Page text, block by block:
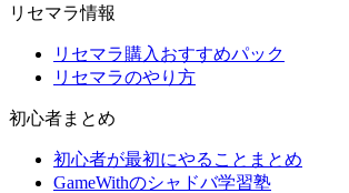
リセマラ情報
リセマラ購入おすすめパック
リセマラのやり方
初心者まとめ
初心者が最初にやることまとめ
GameWithのシャドバ学習塾